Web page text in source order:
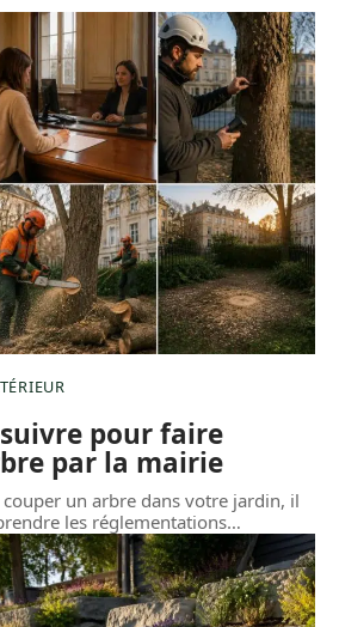
pour faire
par la mairie
un arbre dans votre jardin, il
les réglementations…